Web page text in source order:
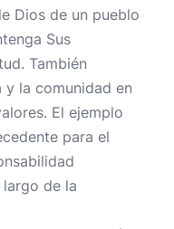
Dios de un pueblo
Sus
También
y la comunidad en
El ejemplo
para el
de la